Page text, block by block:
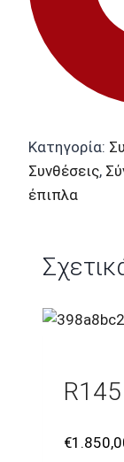
Κατηγορία:
Συνθέσεις,
έπιπλα
€